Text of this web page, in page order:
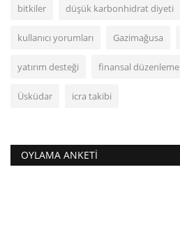
bitkiler düşük karbonhidrat diyeti
kullanıcı yorumları Gazimağusa
yatırım desteği finansal düzenleme
Üsküdar icra takibi
OYLAMA ANKETI